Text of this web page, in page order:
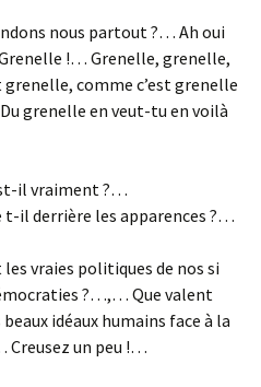
nous partout ?… Ah oui
Grenelle !… Grenelle, grenelle,
grenelle, comme c’est grenelle
grenelle en veut-tu en voilà
il vraiment ?…
t-il derrière les apparences ?…
vraies politiques de nos si
?…,… Que valent
idéaux humains face à la
un peu !…